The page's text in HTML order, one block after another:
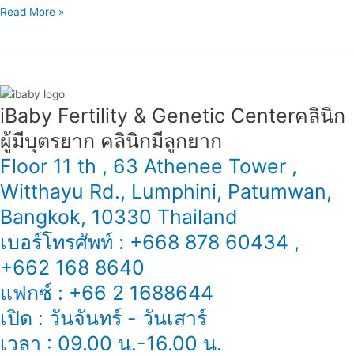
什
要
查
素？
Read More »
iBaby Fertility & Genetic Center​ คลินิก
ผู้มีบุตรยาก คลินิกมีลูกยาก
Floor 11 th , 63 Athenee Tower ,
Witthayu Rd., Lumphini, Patumwan,
Bangkok, 10330 Thailand
เบอร์โทรศัพท์ : +668 878 60434 ,
+662 168 8640
แฟกซ์ : +66 2 1688644
เปิด : วันจันทร์ - วันเสาร์
เวลา : 09.00 น.-16.00 น.